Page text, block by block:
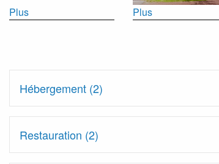
Plus Plus
Hébergement (2)
Restauration (2)